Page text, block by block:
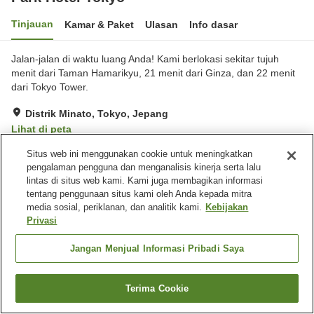
Tinjauan Kamar & Paket Ulasan Info dasar
Jalan-jalan di waktu luang Anda! Kami berlokasi sekitar tujuh
menit dari Taman Hamarikyu, 21 menit dari Ginza, dan 22 menit
dari Tokyo Tower.
Distrik Minato, Tokyo, Jepang
Lihat di peta
Hebat Ulasan:123
Fasilitas properti
Spa / Salon kecantikan
Restoran
Makan pribadi
Beranda Jepang Tokyo Distrik Minato Park Hotel Tokyo
Cari kamar
Situs web ini menggunakan cookie untuk meningkatkan
pengalaman pengguna dan menganalisis kinerja serta lalu
lintas di situs web kami. Kami juga membagikan informasi
tentang penggunaan situs kami oleh Anda kepada mitra
media sosial, periklanan, dan analitik kami. Kebijakan
Privasi
Jangan Menjual Informasi Pribadi Saya
Terima Cookie